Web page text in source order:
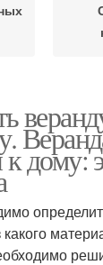
к дому: